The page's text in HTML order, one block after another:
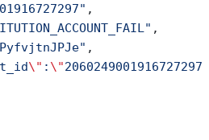
,
,
,
\" : \"2060249001916727297